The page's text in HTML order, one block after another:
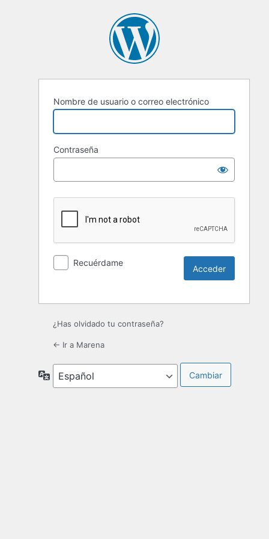
Nombre de usuario o correo electrónico
Contraseña
Recuérdame
¿Has olvidado tu contraseña?
← Ir a Marena
Idioma